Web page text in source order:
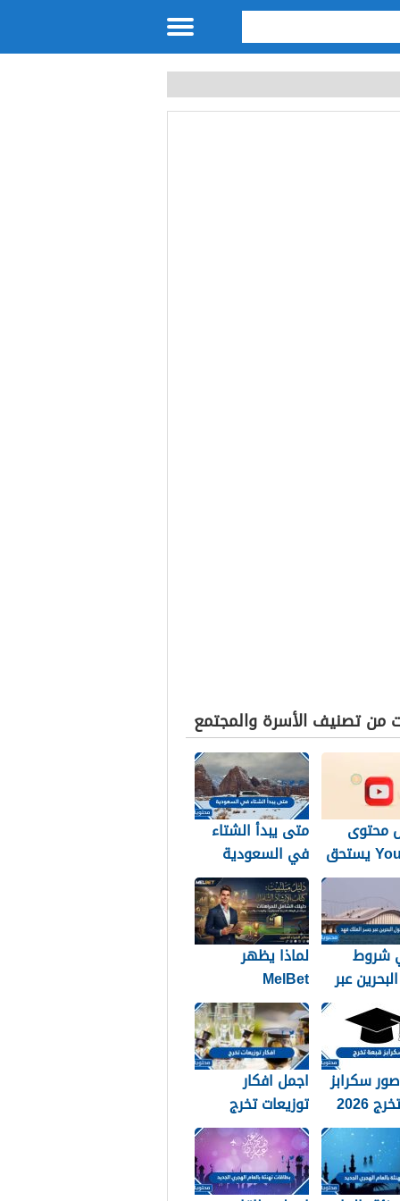
من تصنيف الأسرة والمجتمع
محتوى
YouTube يستحق
بالطريقة
متى يبدأ الشتاء
في السعودية
1448
شروط
عبر
فهد
لماذا يظهر
MelBet
Guidebook في
نتائج البحث أكثر
من صفحات كثيرة؟
سكرابز
2026
اجمل افكار
توزيعات تخرج
2026 بالصور